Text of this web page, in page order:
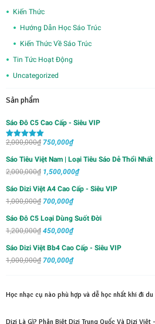
Kiến Thức
Hướng Dẫn Học Sáo Trúc
Kiến Thức Về Sáo Trúc
Tin Tức Hoạt Động
Uncategorized
Sản phẩm
Sáo Đô C5 Cao Cấp - Siêu VIP
Được xếp
sao
2,000,000₫ Giá
750,000₫Giá
750,000₫.
Sáo Tiêu Việt Nam | Loại Tiêu Sáo Dễ Thổi Nhất
2,000,000₫ Giá
1,500,000₫Giá
hiện
1,500,000₫.
Sáo Dizi Việt A4 Cao Cấp - Siêu VIP
1,000,000₫ Giá
700,000₫Giá
hiện
700,000₫.
Sáo Đô C5 Loại Dùng Suốt Đời
1,200,000₫ Giá
450,000₫Giá
hiện
Sáo Dizi Việt Bb4 Cao Cấp - Siêu VIP
1,000,000₫ Giá
1,000,000₫.
700,000₫Giá
là:
Học nhạc cụ nào phù hợp và dễ học nhất khi đi du
Dizi Là Gì? Phân Biệt Dizi Trung Quốc Và Dizi Việt